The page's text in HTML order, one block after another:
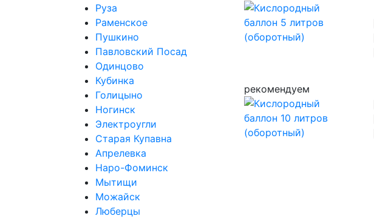
Руза
Раменское
Пушкино
Павловский Посад
Одинцово
Кубинка
Голицыно
Ногинск
Электроугли
Старая Купавна
Апрелевка
Наро-Фоминск
Мытищи
Можайск
Люберцы
рекомендуем